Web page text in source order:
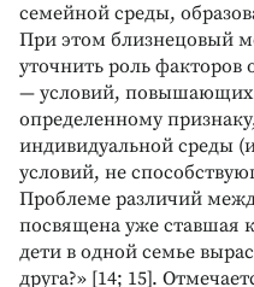
семейной среды,
При этом близнецовый
уточнить роль
— условий, повышающих
определенному
индивидуальной среды
условий, не
Проблеме различий
посвящена уже ставшая
дети в одной семье
друга?» [14; 15].